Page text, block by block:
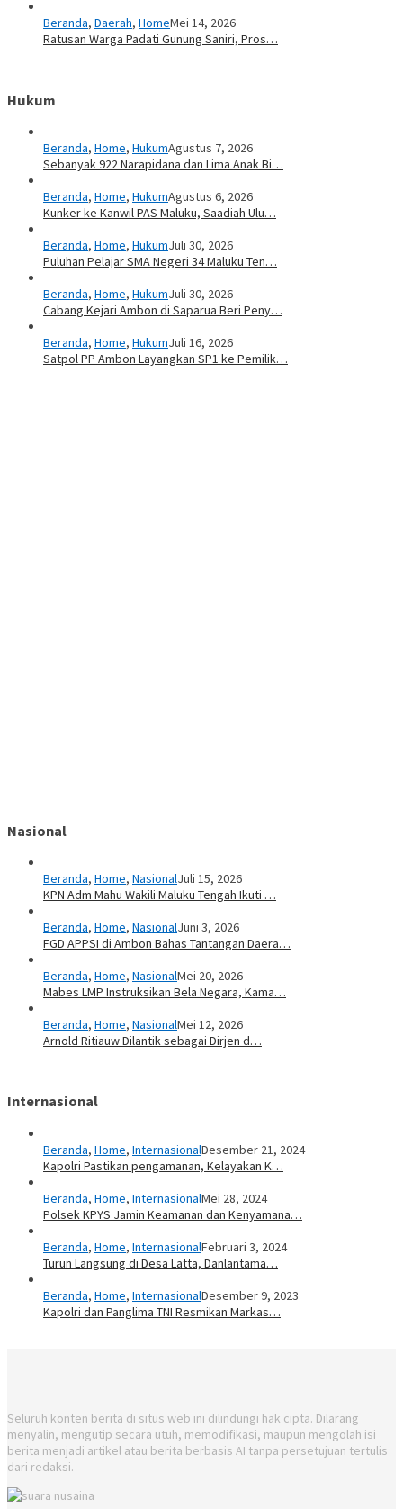
Beranda, Daerah, HomeMei 14, 2026
Ratusan Warga Padati Gunung Saniri, Pros…
Hukum
Beranda, Home, HukumAgustus 7, 2026
Sebanyak 922 Narapidana dan Lima Anak Bi…
Beranda, Home, HukumAgustus 6, 2026
Kunker ke Kanwil PAS Maluku, Saadiah Ulu…
Beranda, Home, HukumJuli 30, 2026
Puluhan Pelajar SMA Negeri 34 Maluku Ten…
Beranda, Home, HukumJuli 30, 2026
Cabang Kejari Ambon di Saparua Beri Peny…
Beranda, Home, HukumJuli 16, 2026
Satpol PP Ambon Layangkan SP1 ke Pemilik…
Nasional
Beranda, Home, NasionalJuli 15, 2026
KPN Adm Mahu Wakili Maluku Tengah Ikuti …
Beranda, Home, NasionalJuni 3, 2026
FGD APPSI di Ambon Bahas Tantangan Daera…
Beranda, Home, NasionalMei 20, 2026
Mabes LMP Instruksikan Bela Negara, Kama…
Beranda, Home, NasionalMei 12, 2026
Arnold Ritiauw Dilantik sebagai Dirjen d…
Internasional
Beranda, Home, InternasionalDesember 21, 2024
Kapolri Pastikan pengamanan, Kelayakan K…
Beranda, Home, InternasionalMei 28, 2024
Polsek KPYS Jamin Keamanan dan Kenyamana…
Beranda, Home, InternasionalFebruari 3, 2024
Turun Langsung di Desa Latta, Danlantama…
Beranda, Home, InternasionalDesember 9, 2023
Kapolri dan Panglima TNI Resmikan Markas…
Seluruh konten berita di situs web ini dilindungi hak cipta. Dilarang
menyalin, mengutip secara utuh, memodifikasi, maupun mengolah isi
berita menjadi artikel atau berita berbasis AI tanpa persetujuan tertulis
dari redaksi.